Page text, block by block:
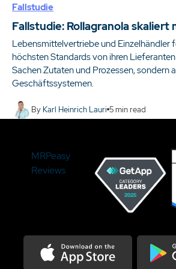
Fallstudie
Fallstudie: Rollagranola skaliert
Lebensmittelvertriebe und Einzelhändler
höchsten Standards von ihren
Sachen Zutaten und Prozessen, sondern
Geschäftssystemen.
By Karl Heinrich Lauri 5min read
MRPeasy
Reviews